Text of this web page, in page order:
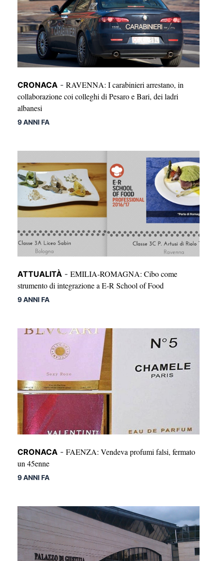
CRONACA - RAVENNA: I carabinieri arrestano, in
collaborazione coi colleghi di Pesaro e Bari, dei ladri
albanesi
9 ANNI FA
ATTUALITÀ - EMILIA-ROMAGNA: Cibo come
strumento di integrazione a E-R School of Food
9 ANNI FA
CRONACA - FAENZA: Vendeva profumi falsi, fermato
un 45enne
9 ANNI FA